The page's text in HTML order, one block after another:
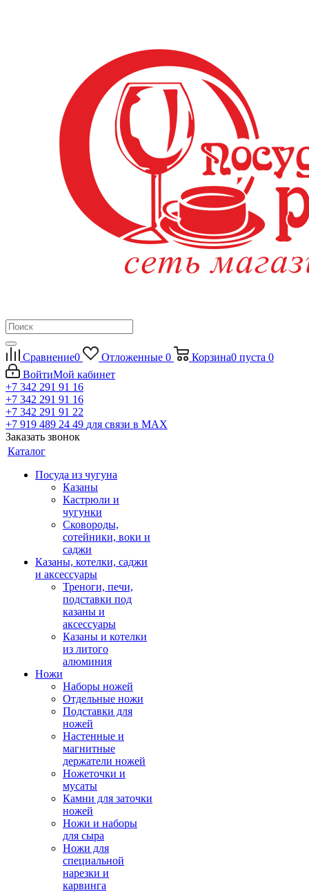
Сравнение0 Отложенные 0 Корзина0 пуста 0
ВойтиМой кабинет
+7 342 291 91 16
+7 342 291 91 16
+7 342 291 91 22
+7 919 489 24 49 для связи в МАХ
Заказать звонок
Каталог
Посуда из чугуна
Казаны
Кастрюли и
чугунки
Сковороды,
сотейники, воки и
саджи
Казаны, котелки, саджи
и аксессуары
Треноги, печи,
подставки под
казаны и
аксессуары
Казаны и котелки
из литого
алюминия
Ножи
Наборы ножей
Отдельные ножи
Подставки для
ножей
Настенные и
магнитные
держатели ножей
Ножеточки и
мусаты
Камни для заточки
ножей
Ножи и наборы
для сыра
Ножи для
специальной
нарезки и
карвинга